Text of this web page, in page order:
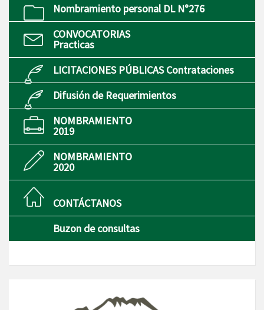
Nombramiento personal DL N°276
CONVOCATORIAS
Practicas
LICITACIONES PÚBLICAS Contrataciones
Difusión de Requerimientos
NOMBRAMIENTO
2019
NOMBRAMIENTO
2020
CONTÁCTANOS
Buzon de consultas